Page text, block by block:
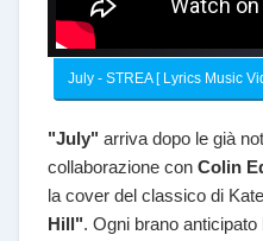
July - STREA [ Lyrics Music
"July" arriva dopo le già
collaborazione con Colin
la cover del classico di
Hill". Ogni brano